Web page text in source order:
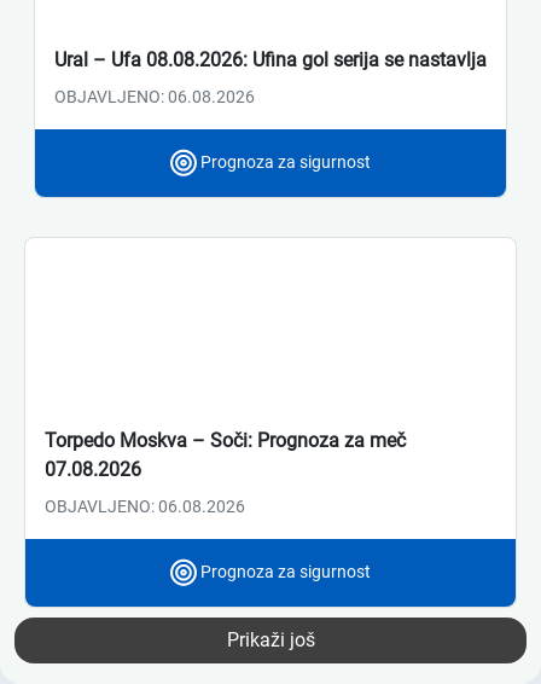
Ural – Ufa 08.08.2026: Ufina gol serija se nastavlja
OBJAVLJENO: 06.08.2026
Prognoza za sigurnost
Torpedo Moskva – Soči: Prognoza za meč
07.08.2026
OBJAVLJENO: 06.08.2026
Prognoza za sigurnost
Prikaži još